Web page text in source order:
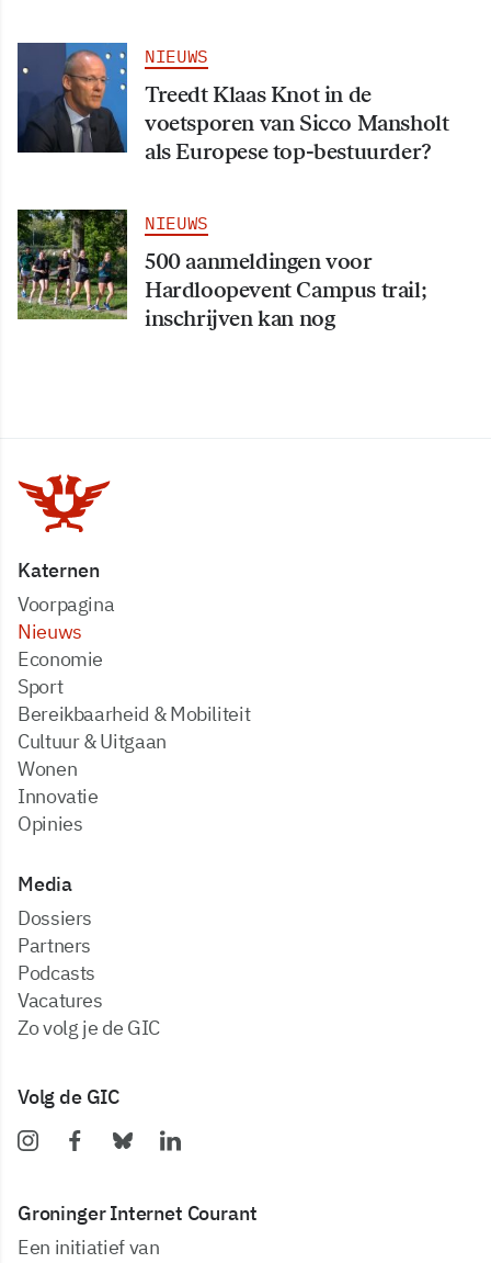
NIEUWS
Treedt Klaas Knot in de
voetsporen van Sicco Mansholt
als Europese top-bestuurder?
NIEUWS
500 aanmeldingen voor
Hardloopevent Campus trail;
inschrijven kan nog
Katernen
Voorpagina
Nieuws
Economie
Sport
Bereikbaarheid & Mobiliteit
Cultuur & Uitgaan
Wonen
Innovatie
Opinies
Media
dossiers
partners
podcasts
vacatures
zo volg je de GIC
Volg de GIC
Groninger Internet Courant
Een initiatief van